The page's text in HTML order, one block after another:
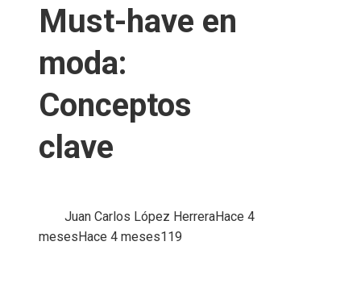
Must-have en
moda:
Conceptos
clave
Juan Carlos López HerreraHace 4
meses Hace 4 meses119